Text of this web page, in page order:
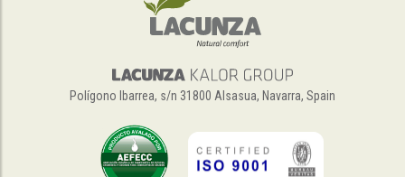
Polígono Ibarrea, s/n 31800 Alsasua, Navarra, Spain